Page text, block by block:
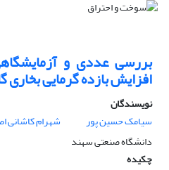
بررسی عددی و
افزایش بازده گرمایی بخاری
نویسندگان
سیامک حسین پور
شهرام کاشانی
دانشگاه صنعتی سهند
چکیده